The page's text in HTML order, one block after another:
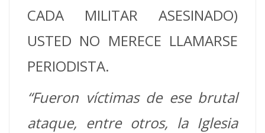
CADA MILITAR ASESINADO)
USTED NO MERECE LLAMARSE
PERIODISTA.
“Fueron víctimas de ese brutal
ataque, entre otros, la Iglesia